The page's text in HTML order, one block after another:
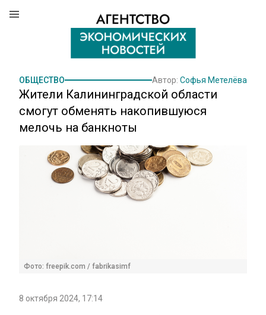
ОБЩЕСТВО Автор: Софья Метелёва
Жители Калининградской области
смогут обменять накопившуюся
мелочь на банкноты
Фото: freepik.com / fabrikasimf
8 октября 2024, 17:14